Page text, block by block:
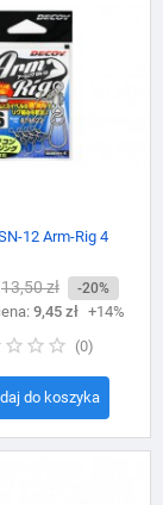
12 Arm-Rig 4
Cena
podstawowa
13,50 zł -20%
9,45 zł +14%
(0)
do koszyka